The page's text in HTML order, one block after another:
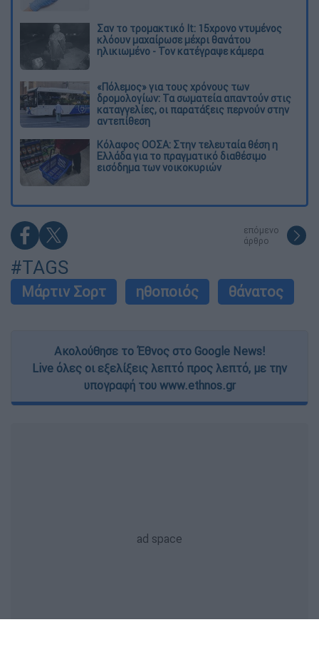
Σαν το τρομακτικό It: 15χρονο ντυμένος
κλόουν μαχαίρωσε μέχρι θανάτου
ηλικιωμένο - Τον κατέγραψε κάμερα
«Πόλεμος» για τους χρόνους των
δρομολογίων: Τα σωματεία απαντούν στις
καταγγελίες, οι παρατάξεις περνούν στην
αντεπίθεση
Κόλαφος ΟΟΣΑ: Στην τελευταία θέση η
Ελλάδα για το πραγματικό διαθέσιμο
εισόδημα των νοικοκυριών
επόμενο
άρθρο
#TAGS
Μάρτιν Σορτ ηθοποιός θάνατος
Ακολούθησε το Έθνος στο Google News!
Live όλες οι εξελίξεις λεπτό προς λεπτό, με την
υπογραφή του www.ethnos.gr